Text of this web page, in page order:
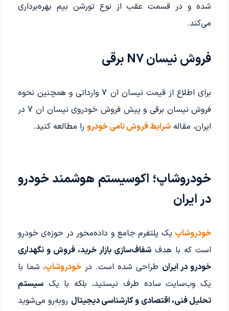
شده و در قسمت عقب از نوع تورشن بیم بهره‌برداری
می‌کند.
فروش نیسان N7 برقی
برای اطلاع از قیمت نیسان ان 7 وارداتی و همچنین نحوه
فروش نیسان برقی و پیش فروش خودروی نیسان ان 7 در
ایران، مقاله شرایط فروش نامی خودرورا مطالعه کنید.
خودروشاپ؛ اکوسیستم هوشمند خودرو
در ایران
خودروشاپ یک پلتفرم جامع و داده‌محور در حوزه‌ی خودرو
است که با هدف شفاف‌سازی بازار خرید، فروش و نگهداری
خودرو در ایران طراحی شده است. در خودروشاپ، شما با
یک وب‌سایت ساده طرف نیستید، بلکه با یکسیستم
تحلیل فنی، اقتصادی و کارشناسی دیجیتال روبه‌رو می‌شوید